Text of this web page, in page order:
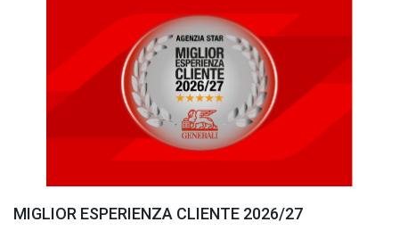
MIGLIOR ESPERIENZA CLIENTE 2026/27